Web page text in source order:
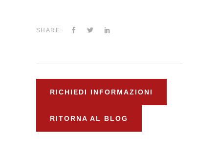
SHARE:
RICHIEDI INFORMAZIONI
RITORNA AL BLOG